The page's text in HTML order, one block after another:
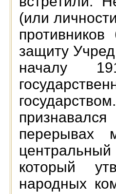
(или
защиту
началу
перерывах
который
народных